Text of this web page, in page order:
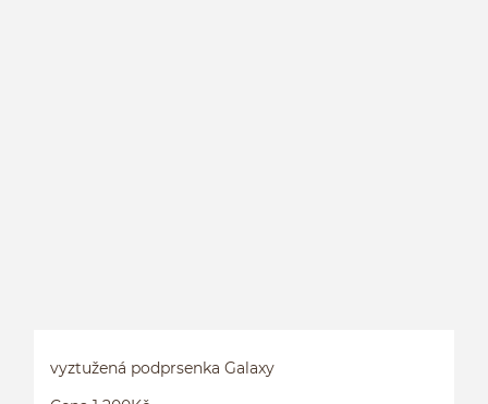
vyztužená podprsenka Galaxy